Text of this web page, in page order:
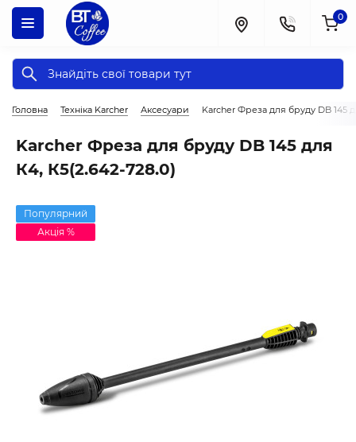
0
Головна Техніка Karcher Аксесуари Karcher Фреза для бруду DB 145
Karcher Фреза для бруду DB 145 для
К4, К5(2.642-728.0)
Популярний
Акція %